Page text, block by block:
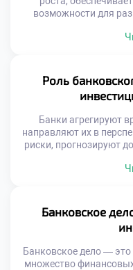
возможности для
страну с
средства,
туда,
Роль
Банки агрегируют
направляют их в
риски, прогнозируют
незаменимыми
для входа на
сложным
Банковское
Банковское дело —
множество